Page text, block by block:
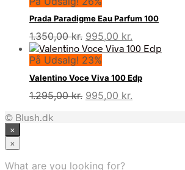
var:
1.270,00 kr..995,00 kr..
Prada Paradigme Eau Parfum 100
1.350,00kr. Den
oprindelige
pris
var:
1.350,00 kr..
995,00 kr.
aktuelle
er:
995,00 kr..
På Udsalg! 23%
Valentino Voce Viva 100 Edp
1.295,00kr. Den
995,00 kr.
© Blush.dk
×
×
What are you looking for?